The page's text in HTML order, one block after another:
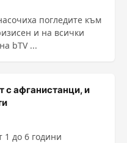
погледите към
и на всички
bTV ...
с афганистанци, и
1 до 6 години